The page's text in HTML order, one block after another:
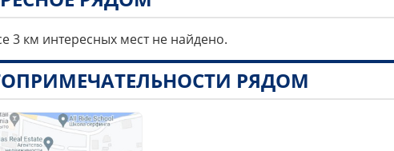
3 км интересных мест не найдено.
РЯДОМ